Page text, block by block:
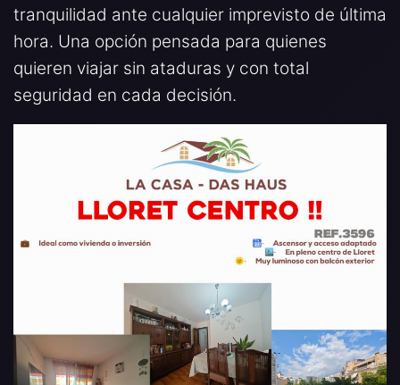
tranquilidad ante cualquier imprevisto de última
hora. Una opción pensada para quienes
quieren viajar sin ataduras y con total
seguridad en cada decisión.